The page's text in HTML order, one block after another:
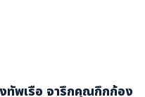
ทัพเรือ จารึกคุณกึกก้อง